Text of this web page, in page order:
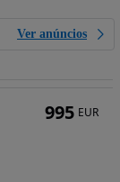
Ver anúncios
995 EUR